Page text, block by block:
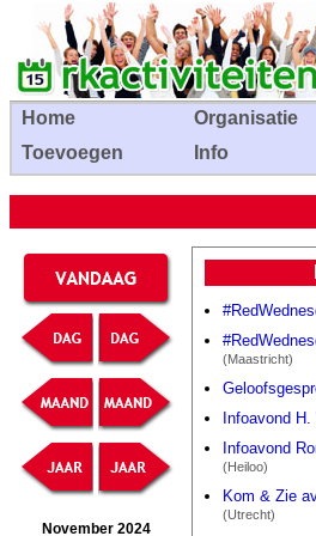
Home Organisatie
Toevoegen
Info
November 2024
(Maastricht)
Infoavond H.
Infoavond
(Heiloo)
Kom & Zie
(Utrecht)